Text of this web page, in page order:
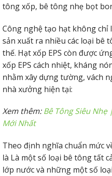
tông xốp, bê tông nhẹ bọt
Công nghệ tạo hạt không chỉ
sản xuất ra nhiều các loại bê
thế. Hạt xốp EPS còn được
xốp EPS cách nhiệt, kháng
nhằm xây dựng tường, vách
nhà xưởng hiện tại:
Xem thêm:Bê Tông Siêu Nhẹ
Mới Nhất
Theo định nghĩa chuẩn mức
là Là một số loại bê tông tất
lớp nước và những một số